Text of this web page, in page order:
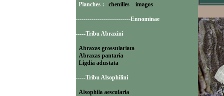
Planches : chenilles imagos
----------------------------Ennominae
-----Tribu Abraxini
Abraxas grossulariata
Abraxas pantaria
Ligdia adustata
-----Tribu Alsophilini
Alsophila aescularia